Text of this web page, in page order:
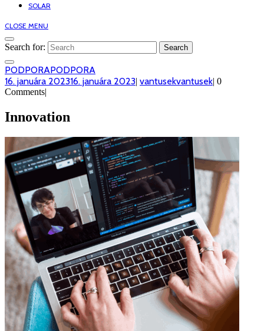
SOLAR
CLOSE MENU
Search for:
PODPORAPODPORA
16. januára 202316. januára 2023| vantusekvantusek| 0
Comments|
Innovation